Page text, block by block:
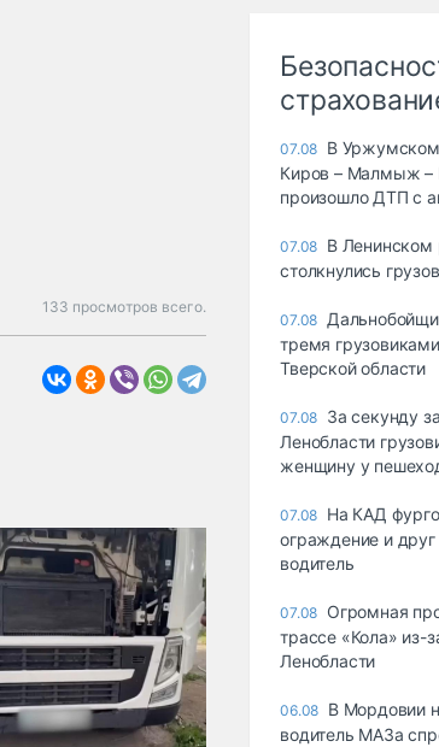
133 просмотров всего.
07.08 В Уржумском
Киров – Малмыж –
произошло ДТП с
07.08 В Ленинском
столкнулись
07.08
тремя
Тверской области
07.08 За секунду
Ленобласти
женщину у
07.08 На КАД
ограждение и друг
водитель
07.08 Огромная
трассе «Кола» из-
Ленобласти
06.08 В Мордовии
водитель МАЗа